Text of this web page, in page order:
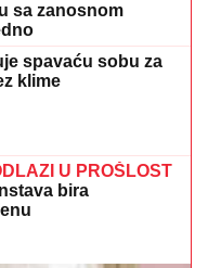
sa zanosnom
spavaću sobu za
klime
U PROŠLOST
bira